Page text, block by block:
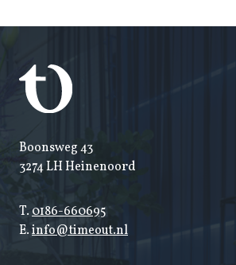
Boonsweg 43
3274 LH Heinenoord
T.0186-660695
E.info@timeout.nl